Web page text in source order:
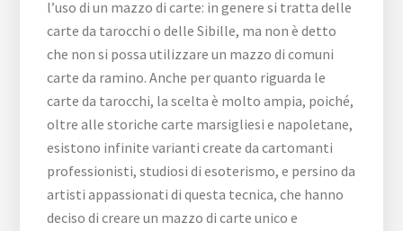
l’uso di un mazzo di carte: in genere si tratta delle
carte da tarocchi o delle Sibille, ma non è detto
che non si possa utilizzare un mazzo di comuni
carte da ramino. Anche per quanto riguarda le
carte da tarocchi, la scelta è molto ampia, poiché,
oltre alle storiche carte marsigliesi e napoletane,
esistono infinite varianti create da cartomanti
professionisti, studiosi di esoterismo, e persino da
artisti appassionati di questa tecnica, che hanno
deciso di creare un mazzo di carte unico e